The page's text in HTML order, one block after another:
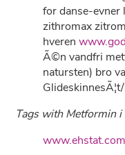
for danse-evner
zithromax
hveren
Ã©n vandfri
natursten) bro
Tags with Metformin i